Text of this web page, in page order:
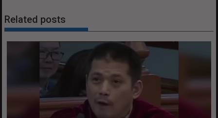
Related posts